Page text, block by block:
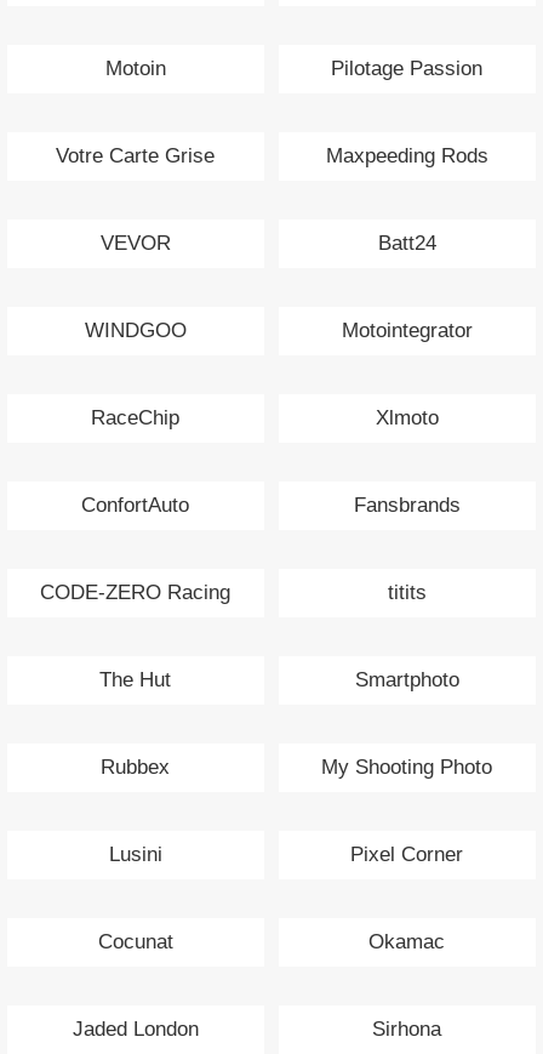
Motoin Pilotage Passion
Votre Carte Grise Maxpeeding Rods
VEVOR Batt24
WINDGOO Motointegrator
RaceChip Xlmoto
ConfortAuto Fansbrands
CODE-ZERO Racing titits
The Hut Smartphoto
Rubbex My Shooting Photo
Lusini Pixel Corner
Cocunat Okamac
Jaded London Sirhona